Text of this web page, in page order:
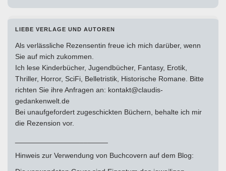
LIEBE VERLAGE UND AUTOREN
Als verlässliche Rezensentin freue ich mich darüber, wenn
Sie auf mich zukommen.
Ich lese Kinderbücher, Jugendbücher, Fantasy, Erotik,
Thriller, Horror, SciFi, Belletristik, Historische Romane. Bitte
richten Sie ihre Anfragen an: kontakt@claudis-
gedankenwelt.de
Bei unaufgefordert zugeschickten Büchern, behalte ich mir
die Rezension vor.
Hinweis zur Verwendung von Buchcovern auf dem Blog: